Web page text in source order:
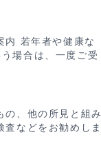
内 若年者や健康な
場合は、一度ご受
の、他の所見と組み
などをお勧めしま